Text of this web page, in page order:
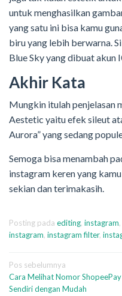
untuk menghasilkan
yang satu ini bisa kamu
biru yang lebih berwarna.
Blue Sky yang dibuat akun
Akhir Kata
Mungkin itulah penjelasan
Aestetic yaitu efek sileut
Aurora” yang sedang
Semoga bisa menambah
instagram keren yang
sekian dan terimakasih.
Posting pada editing, instagram,
instagram, instagram filter,
Navigasi
pos
Pos sebelumnya
Cara Melihat Nomor ShopeePay
Sendiri dengan Mudah